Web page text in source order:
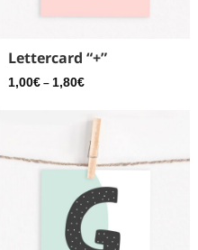
Lettercard “+”
1,00€ – 1,80€